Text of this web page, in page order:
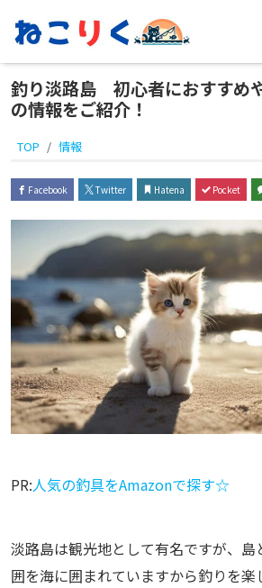
釣り淡路島 初心者におすすめ
の情報をご紹介！
TOP 情報
Facebook Twitter Hatena Pocket
PR:人気の釣具をAmazonで探す☆
淡路島は観光地として有名ですが、島
囲を海に囲まれていますから釣りを楽